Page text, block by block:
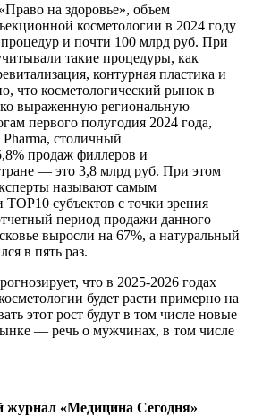
на здоровье», объем
косметологии в 2024 году
и почти 100 млрд руб. При
такие процедуры, как
контурная пластика и
что косметологический рынок в
выраженную региональную
первого полугодия 2024 года,
столичный
продаж филлеров и
— это 3,8 млрд руб. При этом
называют самым
субъектов с точки зрения
период продажи данного
выросли на 67%, а натуральный
в пять раз.
что в 2025-2026 годах
будет расти примерно на
этот рост будут в том числе новые
— речь о мужчинах, в том числе
журнал «Медицина Сегодня»